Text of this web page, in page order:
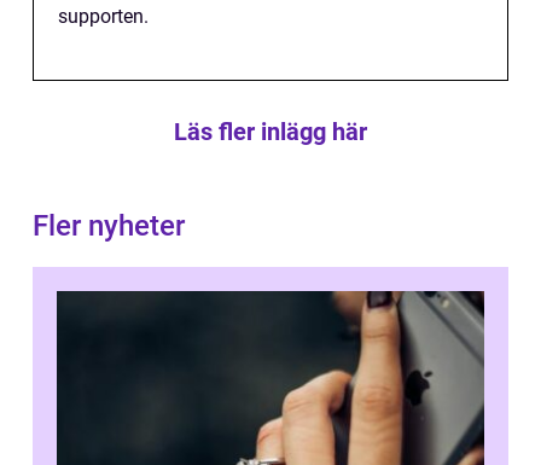
supporten.
Läs fler inlägg här
Fler nyheter